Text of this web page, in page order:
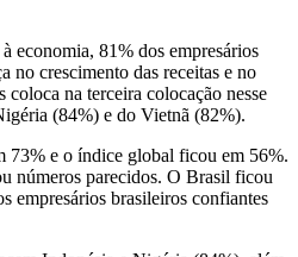
economia, 81% dos empresários
no crescimento das receitas e no
na terceira colocação nesse
(84%) e do Vietnã (82%).
73% e o índice global ficou em 56%.
números parecidos. O Brasil ficou
empresários brasileiros confiantes